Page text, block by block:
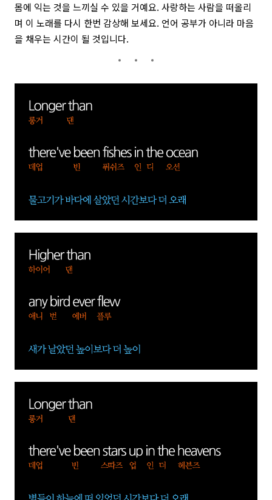
몸에 익는 것을 느끼실 수 있을 거예요. 사랑하는 사람을 떠올리
며 이 노래를 다시 한번 감상해 보세요. 언어 공부가 아니라 마음
을 채우는 시간이 될 것입니다.